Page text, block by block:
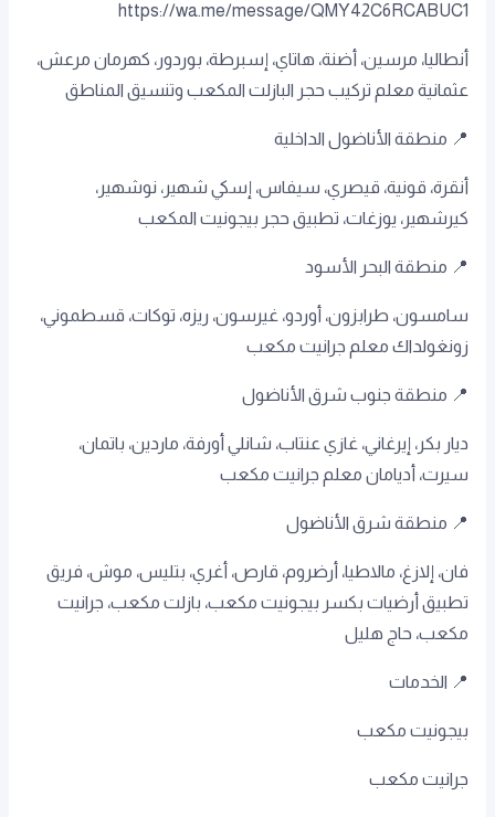
https://wa.me/message/QMY42C6RCABUC1
أنطاليا، مرسين، أضنة، هاتاي، إسبرطة، بوردور، كهرمان مرعش،
عثمانية معلم تركيب حجر البازلت المكعب وتنسيق المناطق
📍 منطقة الأناضول الداخلية
أنقرة، قونية، قيصري، سيفاس، إسكي شهير، نوشهير،
كيرشهير، يوزغات، تطبيق حجر بيجونيت المكعب
📍 منطقة البحر الأسود
سامسون، طرابزون، أوردو، غيرسون، ريزه، توكات، قسطموني،
زونغولداك معلم جرانيت مكعب
📍 منطقة جنوب شرق الأناضول
ديار بكر، إيرغاني، غازي عنتاب، شانلي أورفة، ماردين، باتمان،
سيرت، أديامان معلم جرانيت مكعب
📍 منطقة شرق الأناضول
فان، إلازغ، مالاطيا، أرضروم، قارص، أغري، بتليس، موش، فريق
تطبيق أرضيات بكسر بيجونيت مكعب، بازلت مكعب، جرانيت
مكعب، حاج هليل
📍 الخدمات
بيجونيت مكعب
جرانيت مكعب